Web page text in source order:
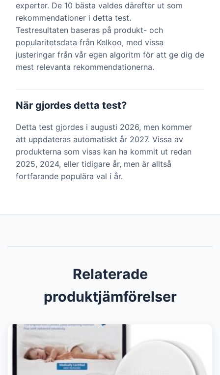
experter. De 10 bästa valdes därefter ut som
rekommendationer i detta test.
Testresultaten baseras på produkt- och
popularitetsdata från Kelkoo, med vissa
justeringar från vår egen algoritm för att ge dig de
mest relevanta rekommendationerna.
När gjordes detta test?
Detta test gjordes i augusti 2026, men kommer
att uppdateras automatiskt år 2027. Vissa av
produkterna som visas kan ha kommit ut redan
2025, 2024, eller tidigare år, men är alltså
fortfarande populära val i år.
Relaterade
produktjämförelser